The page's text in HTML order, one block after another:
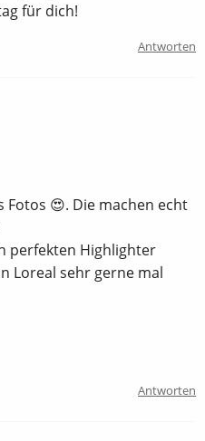
für dich!
Antworten
😍. Die machen echt
perfekten Highlighter
Loreal sehr gerne mal
Antworten